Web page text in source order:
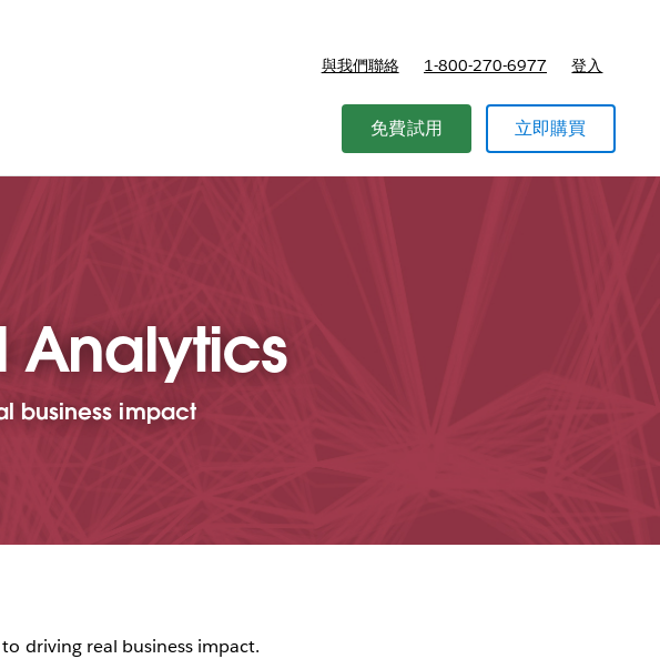
與我們聯絡 1-800-270-6977 登入
免費試用 立即購買
Analytics
business impact
driving real business impact.